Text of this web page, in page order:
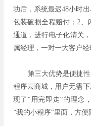
功后，系统最迟48小时
包装破损全程赔付；2、
通道，进行电子化清关
属经理，一对一大客户经
第三大优势是便捷性
程序云商城，用户无需
现了“用完即走”的理念
“我的小程序”里面，方便